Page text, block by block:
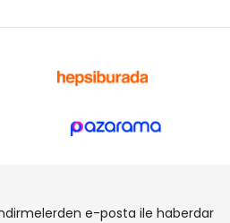
e-posta ile haberdar